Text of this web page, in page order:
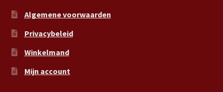
Algemene voorwaarden
Privacybeleid
Winkelmand
Mijn account